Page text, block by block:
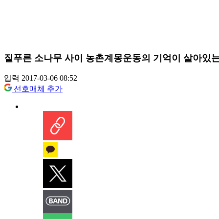
짙푸른 소나무 사이 농촌계몽운동의 기억이 살아있
입력 2017-03-06 08:52
선호매체 추가